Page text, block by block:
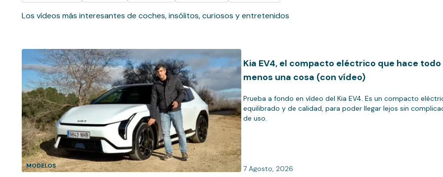
Los vídeos más interesantes de coches, insólitos, curiosos y entretenidos
MODELOS
Kia EV4, el compacto eléctrico que hace todo
menos una cosa (con vídeo)
Prueba a fondo en vídeo del Kia EV4. Es un compacto
equilibrado y de calidad, para poder llegar lejos sin
de uso.
7 Agosto, 2026